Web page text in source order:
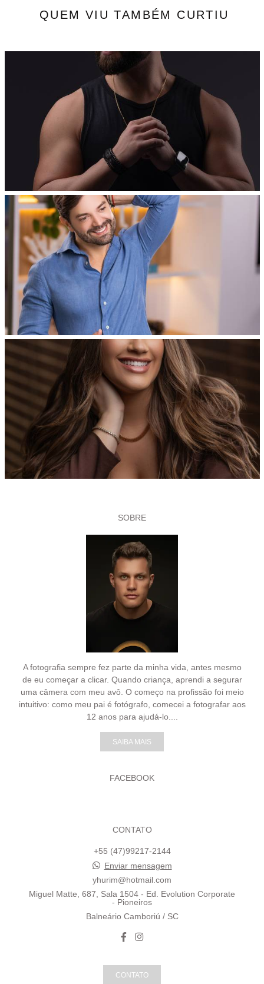
QUEM VIU TAMBÉM CURTIU
SOBRE
A fotografia sempre fez parte da minha vida, antes mesmo
de eu começar a clicar. Quando criança, aprendi a segurar
uma câmera com meu avô. O começo na profissão foi meio
intuitivo: como meu pai é fotógrafo, comecei a fotografar aos
12 anos para ajudá-lo....
SAIBA MAIS
FACEBOOK
CONTATO
+55 (47)99217-2144
Enviar mensagem
yhurim@hotmail.com
Miguel Matte, 687, Sala 1504 - Ed. Evolution Corporate
- Pioneiros
Balneário Camboriú / SC
CONTATO